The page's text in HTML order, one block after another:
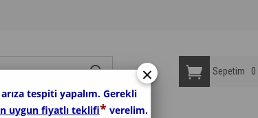
Sepetim 0
×
tespiti yapalım. Gerekli
uygun fiyatlı teklifi* verelim.